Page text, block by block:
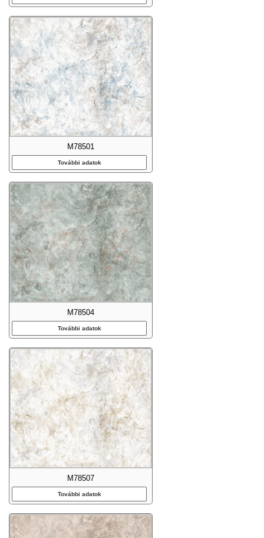
M78501
További adatok
M78504
További adatok
M78507
További adatok